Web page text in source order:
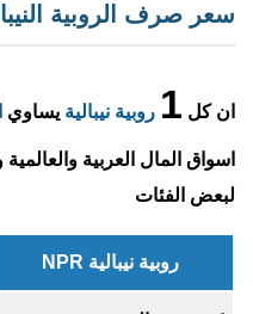
سعر صرف الروبية
ان كل 1 روبية نيبالية يساوي
اسواق المال العربية
لبعض الفئات
روبية نيبالية NPR